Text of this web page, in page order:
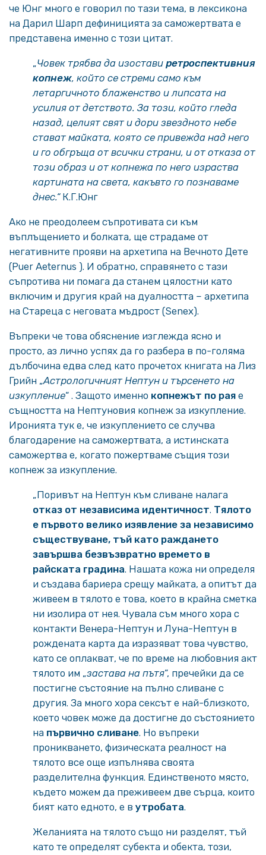
че Юнг много е говорил по тази тема, в лексикона
на Дарил Шарп дефиницията за саможертвата е
представена именно с този цитат.
„Човек трябва да изостави ретроспективния
копнеж, който се стреми само към
летаргичното блаженство и липсата на
усилия от детството. За този, който гледа
назад, целият свят и дори звездното небе
стават майката, която се привежда над него
и го обгръща от всички страни, и от отказа от
този образ и от копнежа по него израства
картината на света, какъвто го познаваме
днес.“К.Г.Юнг
Ако не преодолеем съпротивата си към
въплъщението и болката, ще страдаме от
негативните прояви на архетипа на Вечното Дете
(Puer Aeternus ). И обратно, справянето с тази
съпротива ни помага да станем цялостни като
включим и другия край на дуалността – архетипа
на Стареца с неговата мъдрост (Senex).
Въпреки че това обяснение изглежда ясно и
просто, аз лично успях да го разбера в по-голяма
дълбочина едва след като прочетох книгата на Лиз
Грийн „Астрологичният Нептун и търсенето на
изкупление“ . Защото именно копнежът по рая е
същността на Нептуновия копнеж за изкупление.
Иронията тук е, че изкуплението се случва
благодарение на саможертвата, а истинската
саможертва е, когато пожертваме същия този
копнеж за изкупление.
„Поривът на Нептун към сливане налага
отказ от независима идентичност. Тялото
е първото велико изявление за независимо
съществуване, тъй като раждането
завършва безвъзвратно времето в
райската градина. Нашата кожа ни определя
и създава бариера срещу майката, а опитът да
живеем в тялото е това, което в крайна сметка
ни изолира от нея. Чувала съм много хора с
контакти Венера-Нептун и Луна-Нептун в
рождената карта да изразяват това чувство,
като се оплакват, че по време на любовния акт
тялото им „застава на пътя“, пречейки да се
постигне състояние на пълно сливане с
другия. За много хора сексът е най-близкото,
което човек може да достигне до състоянието
на първично сливане. Но въпреки
проникването, физическата реалност на
тялото все още изпълнява своята
разделителна функция. Единственото място,
където можем да преживеем две сърца, които
бият като едното, е в утробата.
Желанията на тялото също ни разделят, тъй
като те определят субекта и обекта, този,